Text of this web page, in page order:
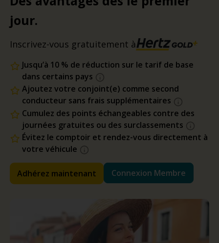
jour.
Inscrivez-vous gratuitement à
Jusqu’à 10 % de réduction sur le tarif de base
dans certains pays
Ajoutez votre conjoint(e) comme second
conducteur sans frais supplémentaires
Cumulez des points échangeables contre des
journées gratuites ou des surclassements
Évitez le comptoir et rendez-vous directement à
votre véhicule
Adhérez maintenant Connexion Membre